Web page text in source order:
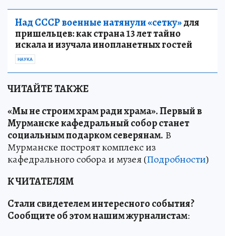
Над СССР военные натянули «сетку»для
пришельцев: как страна 13 лет тайно
искала и изучала инопланетных гостей
НАУКА
ЧИТАЙТЕ ТАКЖЕ
«Мы не строим храм ради храма». Первый в
Мурманске кафедральный собор станет
социальным подарком северянам. В
Мурманске построят комплекс из
кафедрального собора и музея (Подробности)
К ЧИТАТЕЛЯМ
Стали свидетелем интересного события?
Сообщите об этом нашим журналистам: